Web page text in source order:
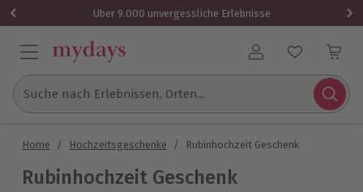
Über 9.000 unvergessliche Erlebnisse
Benutzerkonto
Suche nach Erlebnissen, Orten...
Home / Hochzeitsgeschenke / Rubinhochzeit Geschenk
Rubinhochzeit Geschenk